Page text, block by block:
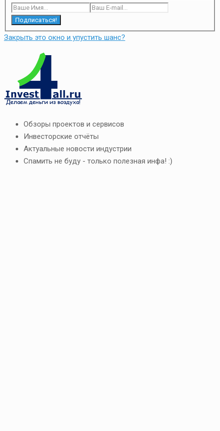
Подписаться!
Закрыть это окно и упустить шанс?
Обзоры проектов и сервисов
Инвесторские отчёты
Актуальные новости индустрии
Спамить не буду - только полезная инфа! :)